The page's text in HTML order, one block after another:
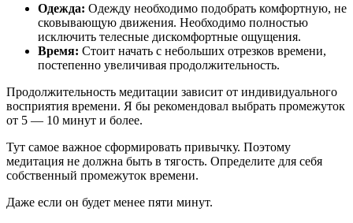
Одежда: Одежду необходимо подобрать комфортную, не
сковывающую движения. Необходимо полностью
исключить телесные дискомфортные ощущения.
Время: Стоит начать с небольших отрезков времени,
постепенно увеличивая продолжительность.
Продолжительность медитации зависит от индивидуального
восприятия времени. Я бы рекомендовал выбрать промежуток
от 5 — 10 минут и более.
Тут самое важное сформировать привычку. Поэтому
медитация не должна быть в тягость. Определите для себя
собственный промежуток времени.
Даже если он будет менее пяти минут.